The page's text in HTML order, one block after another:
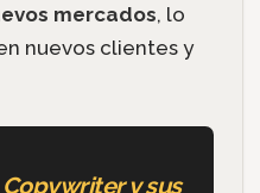
mercados, lo
nuevos clientes y
y sus